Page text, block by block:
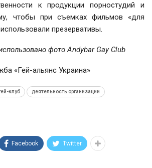
к продукции порностудий и
чтобы при съемках фильмов «для
презервативы.
фото Andybar Gay Club
«Гей-альянс Украина»
клуб деятельность организации
Facebook Twitter